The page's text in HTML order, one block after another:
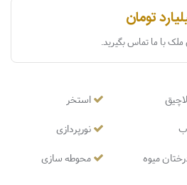
با ما تماس بگیرید.
استخر
نورپردازی
محوطه سازی
میوه